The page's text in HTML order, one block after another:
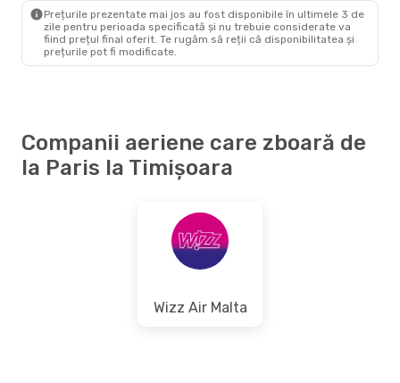
Prețurile prezentate mai jos au fost disponibile în ultimele 3 de
zile pentru perioada specificată și nu trebuie considerate va
fiind prețul final oferit. Te rugăm să reții că disponibilitatea și
prețurile pot fi modificate.
Companii aeriene care zboară de
la Paris la Timișoara
Wizz Air Malta